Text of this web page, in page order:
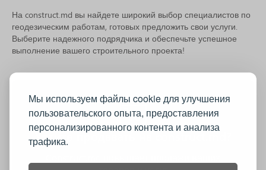
Мы используем файлы cookie для улучшения
пользовательского опыта, предоставления
персонализированного контента и анализа
трафика.
На construct.md вы найдете широкий выбор специалистов по
геодезическим работам, готовых предложить свои услуги.
Выберите надежного подрядчика и обеспечьте успешное
выполнение вашего строительного проекта!
Хотите продавать на construct.md?